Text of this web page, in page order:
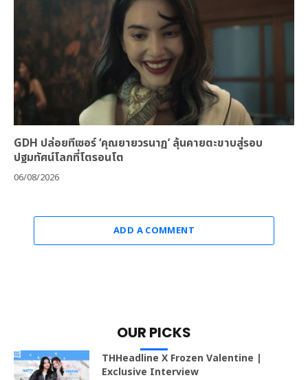
GDH ปล่อยทีเซอร์ ‘คุณยายวรนาฏ’ ลุ้นคายตะขาบสู่รอบ
ปฐมทัศน์โลกที่โตรอนโต
06/08/2026
ADD A COMMENT
OUR PICKS
THHeadline X Frozen Valentine |
Exclusive Interview